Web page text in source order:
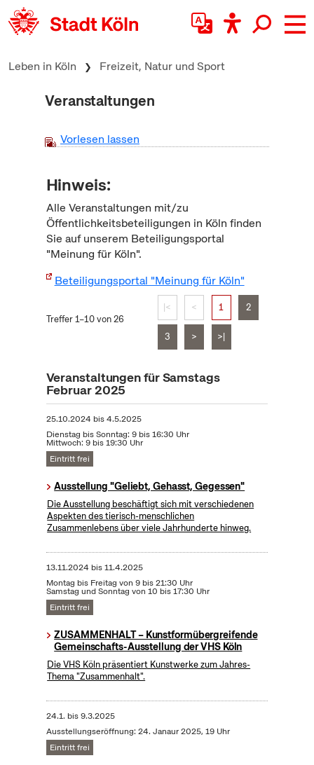
zum Inhalt springen
Leben in Köln Freizeit, Natur und Sport
Veranstaltungen
Vorlesen lassen
Hinweis:
Alle Veranstaltungen mit/zu
Öffentlichkeitsbeteiligungen in Köln finden
Sie auf unserem Beteiligungsportal
"Meinung für Köln".
Beteiligungsportal "Meinung für Köln"
Treffer 1–10 von 26
|< < 1 2
3 > >|
Veranstaltungen für Samstags
Februar 2025
25.10.2024 bis4.5.2025
Dienstag bis Sonntag: 9 bis 16:30 Uhr
Mittwoch: 9 bis 19:30 Uhr
Eintritt frei
Ausstellung "Geliebt, Gehasst, Gegessen"
Die Ausstellung beschäftigt sich mit verschiedenen
Aspekten des tierisch-menschlichen
Zusammenlebens über viele Jahrhunderte hinweg.
13.11.2024 bis11.4.2025
Montag bis Freitag von 9 bis 21:30 Uhr
Samstag und Sonntag von 10 bis 17:30 Uhr
Eintritt frei
ZUSAMMENHALT – Kunstformübergreifende
Gemeinschafts-Ausstellung der VHS Köln
Die VHS Köln präsentiert Kunstwerke zum Jahres-
Thema "Zusammenhalt".
24.1. bis9.3.2025
Ausstellungseröffnung: 24. Janaur 2025, 19 Uhr
Eintritt frei